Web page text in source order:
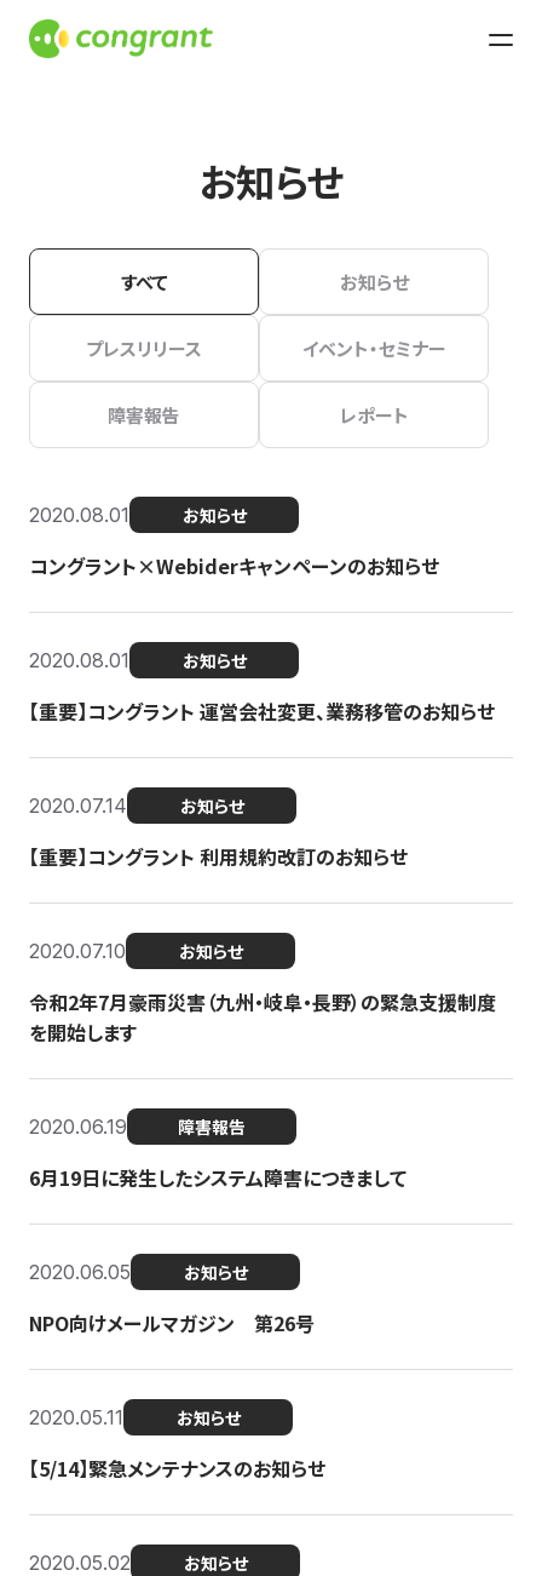
お知らせ
すべて お知らせ
プレスリリース イベント・セミナー
障害報告 レポート
2020.08.01 お知らせ
コングラント×Webiderキャンペーンのお知らせ
2020.08.01 お知らせ
【重要】コングラント 運営会社変更、業務移管のお知らせ
2020.07.14 お知らせ
【重要】コングラント 利用規約改訂のお知らせ
2020.07.10 お知らせ
令和2年7月豪雨災害（九州・岐阜・長野）の緊急支援制度
を開始します
2020.06.19 障害報告
6月19日に発生したシステム障害につきまして
2020.06.05 お知らせ
NPO向けメールマガジン 第26号
2020.05.11 お知らせ
【5/14】緊急メンテナンスのお知らせ
2020.05.02 お知らせ